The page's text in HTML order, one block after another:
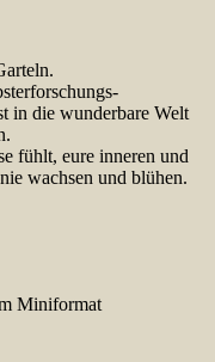
in die wunderbare Welt
fühlt, eure inneren und
wachsen und blühen.
Miniformat